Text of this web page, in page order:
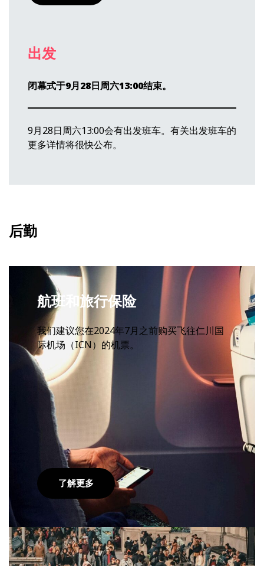
出发
闭幕式于9月28日周六13:00结束。
9月28日周六13:00会有出发班车。有关出发班车的
更多详情将很快公布。
后勤
航班和旅行保险
我们建议您在2024年7月之前购买飞往仁川国
际机场（ICN）的机票。
了解更多